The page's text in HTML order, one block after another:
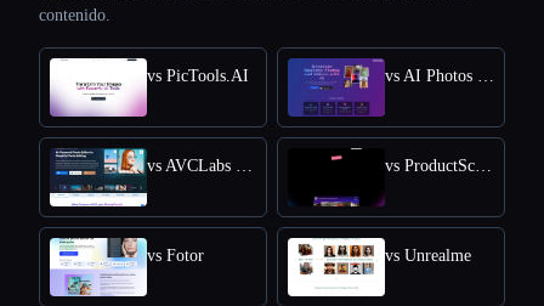
contenido.
vs PicTools.AI vs AI Photos Editor
vs AVCLabs PhotoPro AI vs ProductScope AI
vs Fotor vs Unrealme